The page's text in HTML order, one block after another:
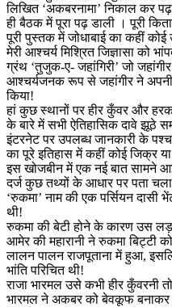
लिखित ‘अकबरनामा’ निकाल कर
ही बैठक में पूरा पढ़ डाली । पूरी
पूरी पुस्तक में जोधाबाई का कहीं कोई
मेरी आश्चर्य मिश्रित जिज्ञासा को
ग्रंथ ‘तुजुक-ए- जहांगिरी’ जो
आश्चर्यजनक रूप से जहांगीर ने अपनी
किया!
हां कुछ स्थानों पर हीर कुँवर और
के बारे में सभी ऐतिहासिक दावे
इंटरनेट पर उपलब्ध जानकारी के
का पूरे इतिहास में कहीं कोई जिक्र
इस खोजबीन में एक नई बात सामने
दर्ज कुछ तथ्यों के आधार पर पता
‘रुकमा’ नाम की एक पर्सियन दासी
थी!
रुकमा की बेटी होने के कारण उस
आमेर की महारानी ने रुकमा बिट्टी
लालन पालन राजपूताना में हुआ,
भांति परिचित थी!
राजा भारमल उसे कभी हीर कुँवरनी
भारमल ने अकबर को बेवकूफ बनाकर